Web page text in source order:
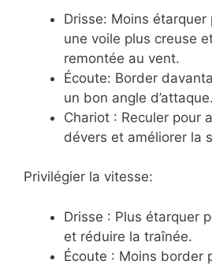
Drisse: Moins étarquer
une voile plus creuse
remontée au vent.
Écoute: Border
un bon angle d’attaque.
Chariot : Reculer pour
dévers et améliorer la
Privilégier la vitesse:
Drisse : Plus étarquer
et réduire la traînée.
Écoute : Moins border